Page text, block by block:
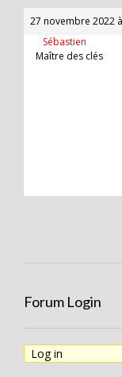
27 novembre 2022
Sébastien
Maître des clés
Forum Login
Log in